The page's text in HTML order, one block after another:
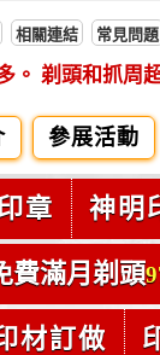
相關連結 常見問題
。 剃頭和抓周
參展活動
章 神明
費滿月剃頭
材訂做